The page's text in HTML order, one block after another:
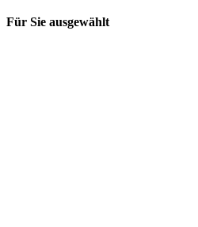
Für Sie ausgewählt